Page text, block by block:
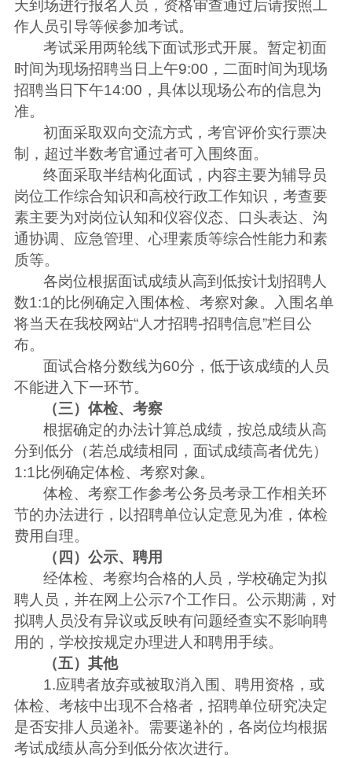
天到场进行报名人员，资格审查通过后请按照工
作人员引导等候参加考试。
考试采用两轮线下面试形式开展。暂定初面
时间为现场招聘当日上午9:00，二面时间为现场
招聘当日下午14:00，具体以现场公布的信息为
准。
初面采取双向交流方式，考官评价实行票决
制，超过半数考官通过者可入围终面。
终面采取半结构化面试，内容主要为辅导员
岗位工作综合知识和高校行政工作知识，考查要
素主要为对岗位认知和仪容仪态、口头表达、沟
通协调、应急管理、心理素质等综合性能力和素
质等。
各岗位根据面试成绩从高到低按计划招聘人
数1:1的比例确定入围体检、考察对象。入围名单
将当天在我校网站“人才招聘-招聘信息”栏目公
布。
面试合格分数线为60分，低于该成绩的人员
不能进入下一环节。
（三）体检、考察
根据确定的办法计算总成绩，按总成绩从高
分到低分（若总成绩相同，面试成绩高者优先）
1:1比例确定体检、考察对象。
体检、考察工作参考公务员考录工作相关环
节的办法进行，以招聘单位认定意见为准，体检
费用自理。
（四）公示、聘用
经体检、考察均合格的人员，学校确定为拟
聘人员，并在网上公示7个工作日。公示期满，对
拟聘人员没有异议或反映有问题经查实不影响聘
用的，学校按规定办理进人和聘用手续。
（五）其他
1.应聘者放弃或被取消入围、聘用资格，或
体检、考核中出现不合格者，招聘单位研究决定
是否安排人员递补。需要递补的，各岗位均根据
考试成绩从高分到低分依次进行。